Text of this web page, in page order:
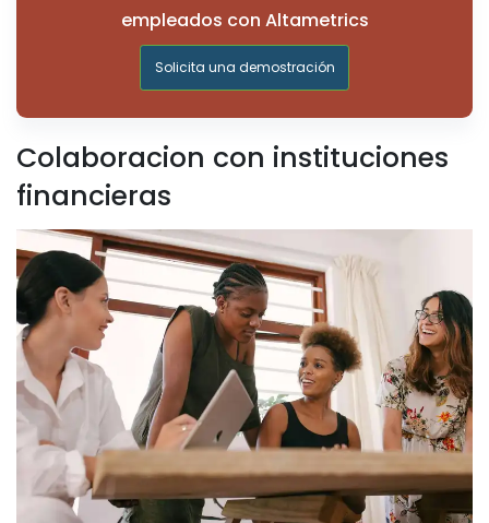
empleados con Altametrics
Solicita una demostración
Colaboracion con instituciones
financieras